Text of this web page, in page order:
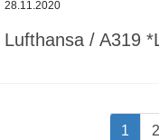
28.11.2020
Lufthansa / A319
Page
1 2